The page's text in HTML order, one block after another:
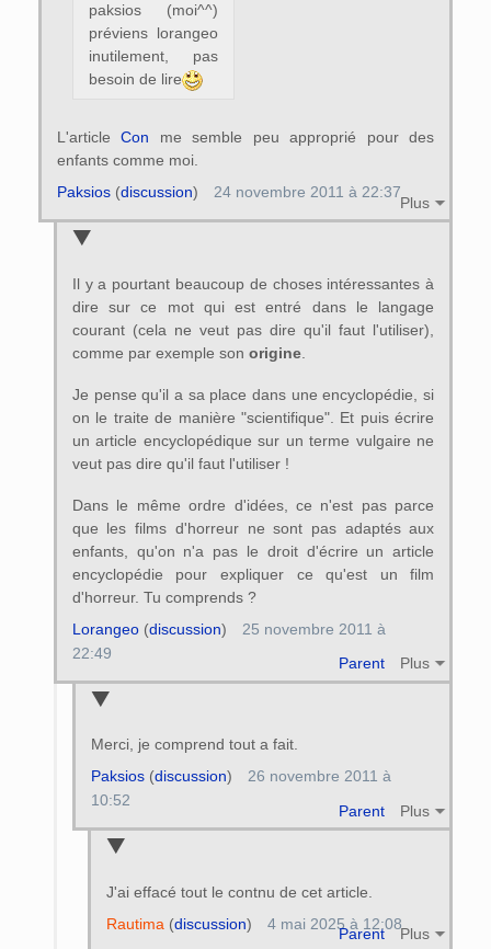
paksios (moi^^)
préviens lorangeo
inutilement, pas
besoin de lire
L'articleCon me semble peu approprié pour des
enfants comme moi.
Plus
Paksios(discussion) 24 novembre 2011 à 22:37
Il y a pourtant beaucoup de choses intéressantes à
dire sur ce mot qui est entré dans le langage
courant (cela ne veut pas dire qu'il faut l'utiliser),
comme par exemple son origine.
Je pense qu'il a sa place dans une encyclopédie, si
on le traite de manière "scientifique". Et puis écrire
un article encyclopédique sur un terme vulgaire ne
veut pas dire qu'il faut l'utiliser !
Dans le même ordre d'idées, ce n'est pas parce
que les films d'horreur ne sont pas adaptés aux
enfants, qu'on n'a pas le droit d'écrire un article
encyclopédie pour expliquer ce qu'est un film
d'horreur. Tu comprends ?
Parent Plus
Lorangeo(discussion)
25 novembre 2011 à
22:49
Merci, je comprend tout a fait.
Parent Plus
Paksios(discussion)
26 novembre 2011 à
10:52
J'ai effacé tout le contnu de cet article.
Parent Plus
Rautima (discussion) 4 mai 2025 à 12:08